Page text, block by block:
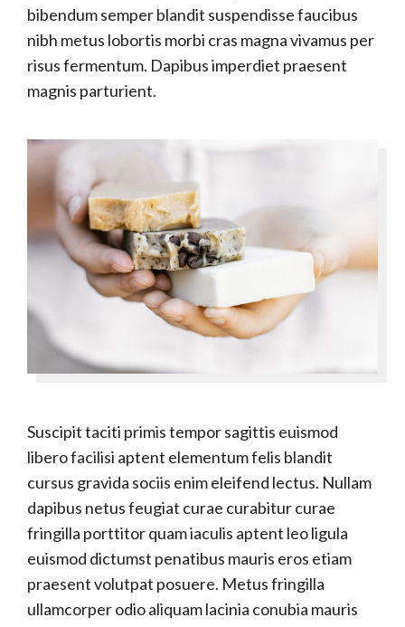
bibendum semper blandit suspendisse faucibus
nibh metus lobortis morbi cras magna vivamus per
risus fermentum. Dapibus imperdiet praesent
magnis parturient.
Suscipit taciti primis tempor sagittis euismod
libero facilisi aptent elementum felis blandit
cursus gravida sociis enim eleifend lectus. Nullam
dapibus netus feugiat curae curabitur curae
fringilla porttitor quam iaculis aptent leo ligula
euismod dictumst penatibus mauris eros etiam
praesent volutpat posuere. Metus fringilla
ullamcorper odio aliquam lacinia conubia mauris